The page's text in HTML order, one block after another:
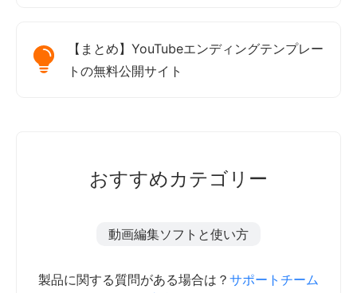
【まとめ】YouTubeエンディングテンプレー
トの無料公開サイト
おすすめカテゴリー
動画編集ソフトと使い方
製品に関する質問がある場合は？ サポートチーム